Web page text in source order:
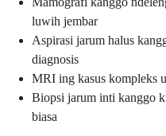
luwih jembar
Aspirasi jarum halus
diagnosis
MRI ing kasus kompleks
Biopsi jarum inti kanggo
biasa